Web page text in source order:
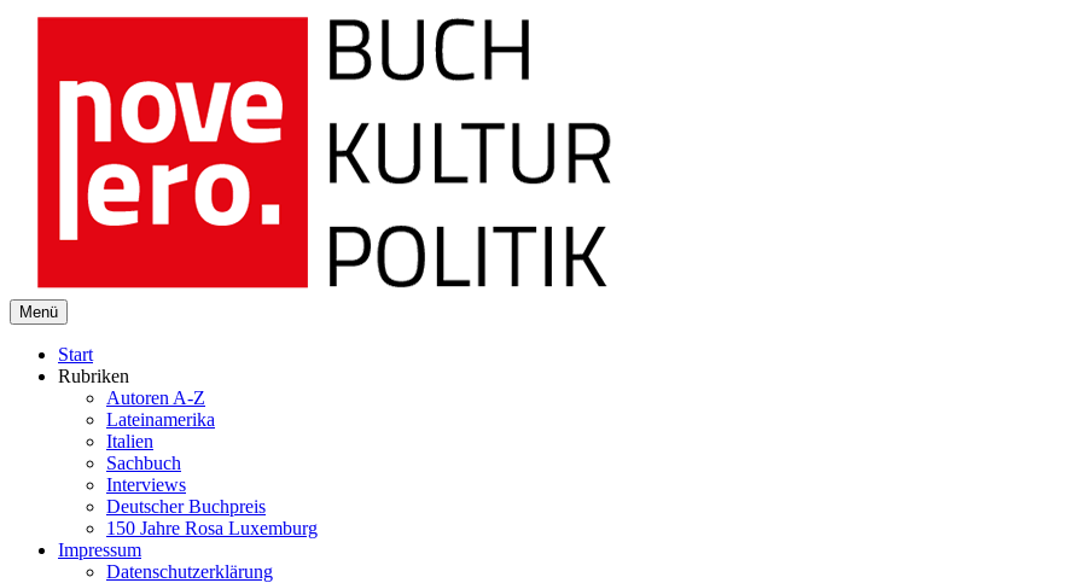
Buch Kultur Politik
Menü
Start
Rubriken
Autoren A-Z
Lateinamerika
Italien
Sachbuch
Interviews
Deutscher Buchpreis
150 Jahre Rosa Luxemburg
Impressum
Datenschutzerklärung